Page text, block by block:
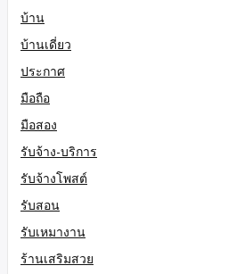
บ้าน
บ้านเดี่ยว
ประกาศ
มือถือ
มือสอง
รับจ้าง-บริการ
รับจ้างโพสต์
รับสอน
รับเหมางาน
ร้านเสริมสวย